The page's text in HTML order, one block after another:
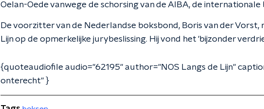
Oelan-Oede vanwege de schorsing van de AIBA, de internationale
De voorzitter van de Nederlandse boksbond, Boris van der Vorst,
Lijn op de opmerkelijke jurybeslissing. Hij vond het 'bijzonder
{quoteaudiofile audio="62195" author="NOS Langs de Lijn"
onterecht" }